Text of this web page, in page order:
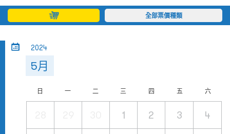
EN 全部票價種類
2024
5月
日 一 二 三 四 五 六
1 2 3 4